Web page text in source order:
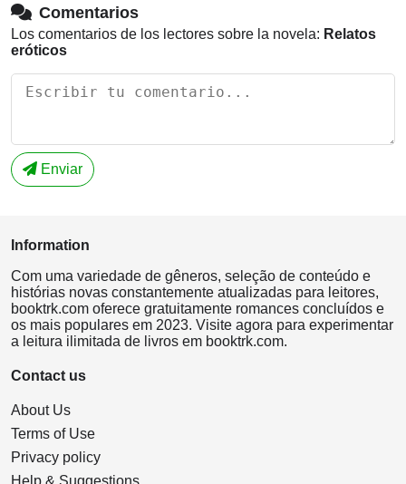
Comentarios
Los comentarios de los lectores sobre la novela: Relatos
eróticos
Enviar
Information
Com uma variedade de gêneros, seleção de conteúdo e
histórias novas constantemente atualizadas para leitores,
booktrk.com oferece gratuitamente romances concluídos e
os mais populares em 2023. Visite agora para experimentar
a leitura ilimitada de livros em booktrk.com.
Contact us
About Us
Terms of Use
Privacy policy
Help & Suggestions